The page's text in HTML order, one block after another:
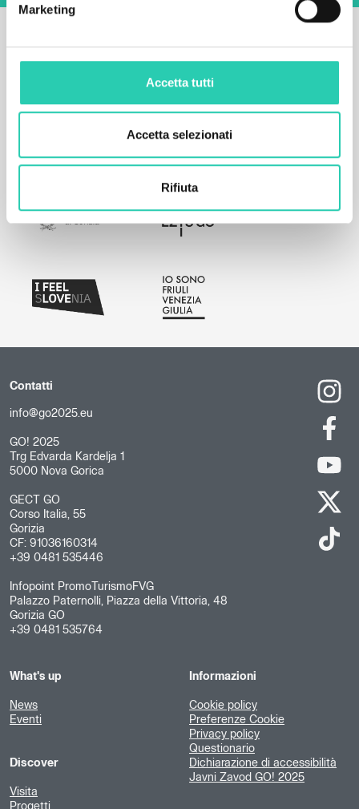
Marketing
Accetta tutti
Accetta selezionati
Rifiuta
Contatti
info@go2025.eu
GO! 2025
Trg Edvarda Kardelja 1
5000 Nova Gorica
GECT GO
Corso Italia, 55
Gorizia
CF: 91036160314
+39 0481 535446
Infopoint PromoTurismoFVG
Palazzo Paternolli, Piazza della Vittoria, 48
Gorizia GO
+39 0481 535764
What's up
News
Eventi
Discover
Visita
Progetti
Informazioni
Cookie policy
Preferenze Cookie
Privacy policy
Questionario
Dichiarazione di accessibilità
Javni Zavod GO! 2025